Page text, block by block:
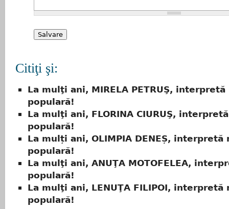
Citiţi şi:
La mulţi ani, MIRELA PETRUŞ, interpretă
populară!
La mulţi ani, FLORINA CIURUŞ,
populară!
La mulți ani, OLIMPIA DENEȘ, interpretă
populară!
La mulţi ani, ANUŢA MOTOFELEA,
populară!
La mulţi ani, LENUŢA FILIPOI, interpretă
populară!